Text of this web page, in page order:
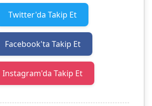
Twitter'da Takip Et
Facebook'ta Takip Et
Instagram'da Takip Et